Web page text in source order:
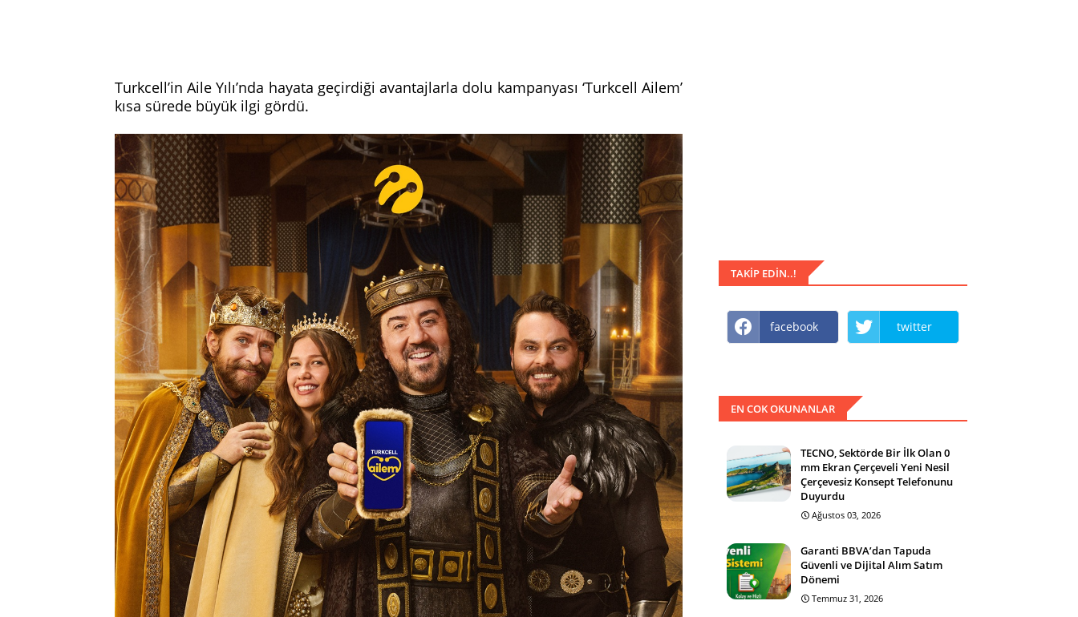
Turkcell’in Aile Yılı’nda hayata geçirdiği avantajlarla dolu kampanyası ‘Turkcell Ailem’
kısa sürede büyük ilgi gördü.
TAKIP EDIN..!
facebook twitter
EN COK OKUNANLAR
TECNO, Sektörde Bir İlk Olan 0
mm Ekran Çerçeveli Yeni Nesil
Çerçevesiz Konsept Telefonunu
Duyurdu
Ağustos 03, 2026
Garanti BBVA’dan Tapuda
Güvenli ve Dijital Alım Satım
Dönemi
Temmuz 31, 2026